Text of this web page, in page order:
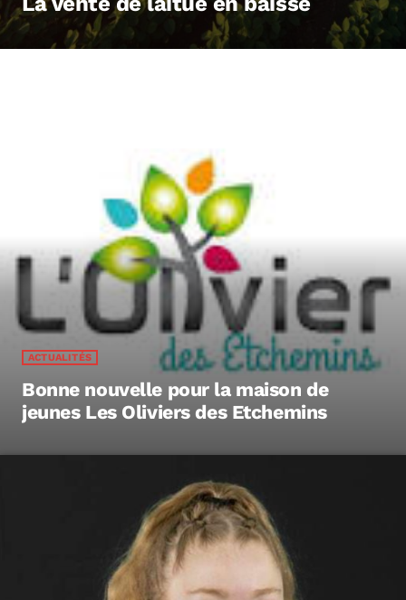
ACTUALITÉS
Bonne nouvelle pour la maison de
jeunes Les Oliviers des Etchemins